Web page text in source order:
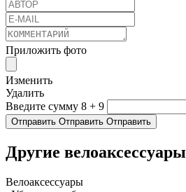
Приложить фото
Изменить
Удалить
Введите сумму 8 + 9
Отправить Отправить Отправить
Другие велоаксессуары
Велоаксессуары